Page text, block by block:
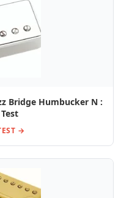
Bridge Humbucker N :
→